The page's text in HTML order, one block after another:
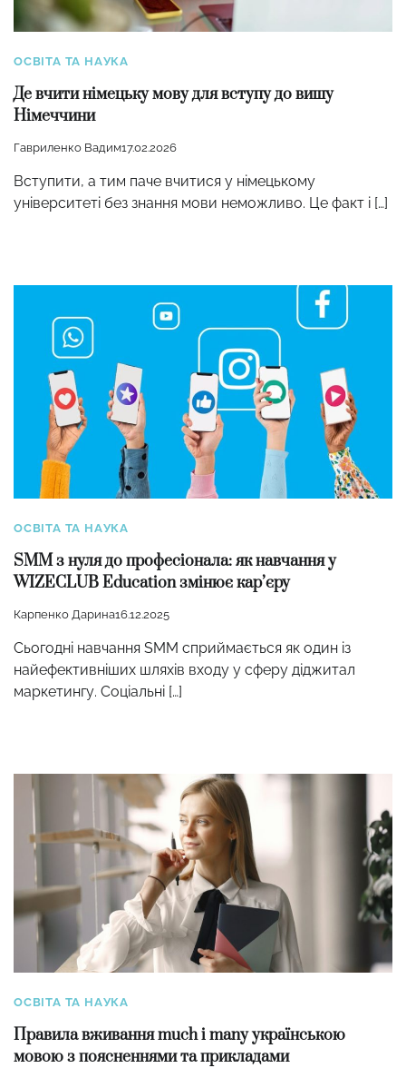
ОСВІТА ТА НАУКА
Де вчити німецьку мову для вступу до вишу
Німеччини
Гавриленко Вадим17.02.2026
Вступити, а тим паче вчитися у німецькому
університеті без знання мови неможливо. Це факт і […]
ОСВІТА ТА НАУКА
SMM з нуля до професіонала: як навчання у
WIZECLUB Education змінює кар’єру
Карпенко Дарина16.12.2025
Сьогодні навчання SMM сприймається як один із
найефективніших шляхів входу у сферу діджитал
маркетингу. Соціальні […]
ОСВІТА ТА НАУКА
Правила вживання much і many українською
мовою з поясненнями та прикладами